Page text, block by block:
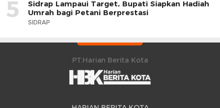
5
Sidrap Lampaui Target, Bupati Siapkan Hadiah
Umrah bagi Petani Berprestasi
SIDRAP
PT.Harian Berita Kota